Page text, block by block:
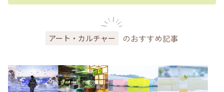
アート・カルチャー のおすすめ記事